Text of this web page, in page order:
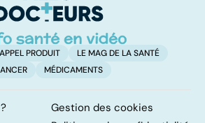
PRODUIT
LE MAG DE LA SANTÉ
MÉDICAMENTS
Gestion des cookies